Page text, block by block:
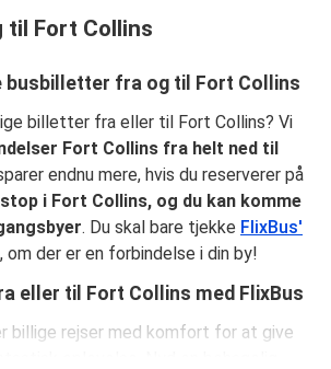
til Fort Collins
busbilletter fra og til Fort Collins
billetter fra eller til Fort Collins? Vi
Fort Collins fra helt ned til
endnu mere, hvis du reserverer på
i Fort Collins, og du kan komme
. Du skal bare tjekke FlixBus'
der er en forbindelse i din by!
eller til Fort Collins med FlixBus
billige rejser med komfort for at give